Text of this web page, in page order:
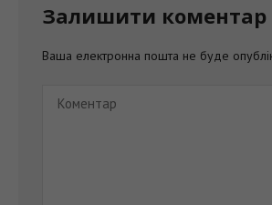
Залишити коментар
Ваша електронна пошта не буде